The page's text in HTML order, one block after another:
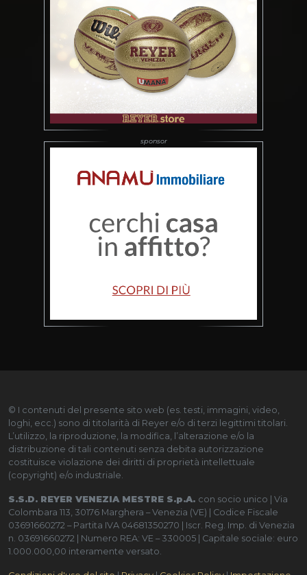
© I contenuti del presente sito web (es. testi, immagini, video,
loghi, ecc.) sono di titolarità di Reyer e/o di terzi legittimi titolari.
L’utilizzo, la riproduzione, la modifica, l’alterazione e/o la
distribuzione di tali contenuti senza debita autorizzazione
costituisce violazione dei diritti di proprietà intellettuale
(copyright) e/o industriale.
S.S.D. REYER VENEZIA MESTRE S.p.A. con socio unico | Via
Colombara 113, 30176 Marghera – Venezia (VE) | Codice Fiscale
03691660272 – Partita IVA 04681350270 | Iscr. Reg. Imp. di Venezia
n. 03691660272 | Numero REA: VE – 330005 | Capitale sociale: euro
1.000.000,00 interamente versato.